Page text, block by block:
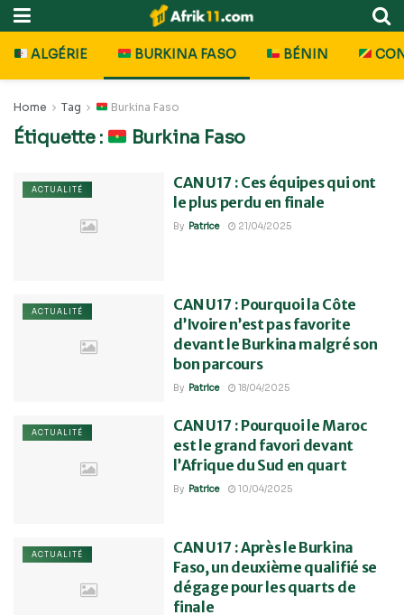
ALGÉRIE BURKINA FASO BÉNIN
Home Tag Burkina Faso
Étiquette : Burkina Faso
ACTUALITÉ
CAN U17 : Ces équipes qui ont
le plus perdu en finale
By Patrice 21/04/2025
ACTUALITÉ
CAN U17 : Pourquoi la Côte
d’Ivoire n’est pas favorite
devant le Burkina malgré son
bon parcours
By Patrice 18/04/2025
ACTUALITÉ
CAN U17 : Pourquoi le Maroc
est le grand favori devant
l’Afrique du Sud en quart
By Patrice 10/04/2025
ACTUALITÉ
CAN U17 : Après le Burkina
Faso, un deuxième qualifié se
dégage pour les quarts de
finale